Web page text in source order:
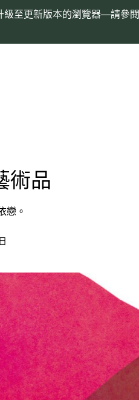
級至更新版本的瀏覽器—請參閱
術品
戀。